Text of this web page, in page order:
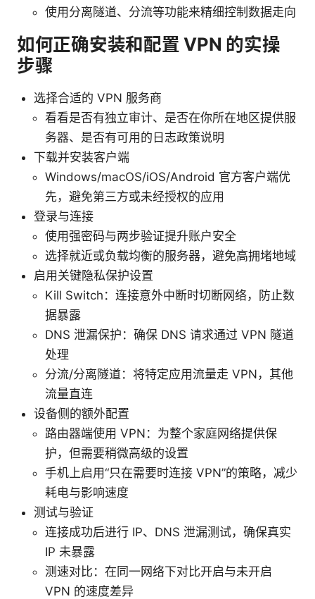
使用分离隧道、分流等功能来精细控制数据走向
如何正确安装和配置 VPN 的实操
步骤
选择合适的 VPN 服务商
看看是否有独立审计、是否在你所在地区提供服
务器、是否有可用的日志政策说明
下载并安装客户端
Windows/macOS/iOS/Android 官方客户端优
先，避免第三方或未经授权的应用
登录与连接
使用强密码与两步验证提升账户安全
选择就近或负载均衡的服务器，避免高拥堵地域
启用关键隐私保护设置
Kill Switch：连接意外中断时切断网络，防止数
据暴露
DNS 泄漏保护：确保 DNS 请求通过 VPN 隧道
处理
分流/分离隧道：将特定应用流量走 VPN，其他
流量直连
设备侧的额外配置
路由器端使用 VPN：为整个家庭网络提供保
护，但需要稍微高级的设置
手机上启用“只在需要时连接 VPN”的策略，减少
耗电与影响速度
测试与验证
连接成功后进行 IP、DNS 泄漏测试，确保真实
IP 未暴露
测速对比：在同一网络下对比开启与未开启
VPN 的速度差异